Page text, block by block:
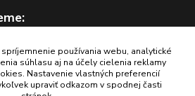
používania webu, analytické
súhlasu aj na účely cielenia reklamy
Nastavenie vlastných preferencií
upraviť odkazom v spodnej časti